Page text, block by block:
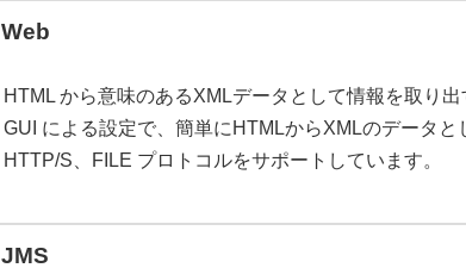
Web
HTML から意味のあるXMLデータとして情報を取り出
GUI による設定で、簡単にHTMLからXMLのデータと
HTTP/S、FILE プロトコルをサポートしています。
JMS